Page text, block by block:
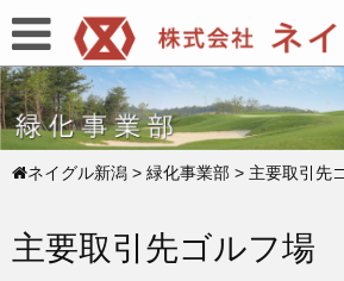
ネイグル新潟 > 緑化事業部 > 主要取引先
主要取引先ゴルフ場